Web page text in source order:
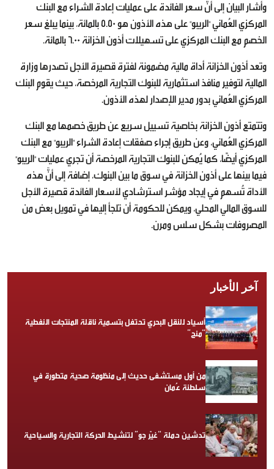
وأشار البيان إلى أنَّ سعر الفائدة على عمليات إعادة الشراء مع البنك
المركزي العُماني "الريبو" على هذه الأذون هو 5.50 بالمائة، بينما يبلغ سعر
الخصم مع البنك المركزي على تسهيلات أذون الخزانة 6.00 بالمائة.
وتعد أذون الخزانة أداة مالية مضمونة لفترة قصيرة الأجل تصدرها وزارة
المالية لتوفير منافذ استثمارية للبنوك التجارية المرخصة، حيث يقوم البنك
المركزي العُماني بدور مدير الإصدار لهذه الأذون.
وتتمتع أذون الخزانة بخاصية تسييل سريع عن طريق خصمها مع البنك
المركزي العُماني، وعن طريق إجراء صفقات إعادة الشراء "الريبو" مع البنك
المركزي أيضًا، كما يُمكن للبنوك التجارية المرخصة أن تجري عمليات "الريبو"
فيما بينها على أذون الخزانة في سوق ما بين البنوك، إضافة إلى أنَّ هذه
الأداة تُسهم في إيجاد مؤشر استرشادي لأسعار الفائدة قصيرة الأجل
للسوق المالي المحلي، ويمكن للحكومة أن تلجأ إليها في تمويل بعض من
المصروفات بشكل سلس ومرن.
آخر الأخبار
أسياد للنقل البحري تحتفل بتسمية ناقلة المنتجات النفطية
“منح”
من أول مستشفى حديث إلى منظومة صحية متطورة في
سلطنة عُمان
تدشين حملة “غيّر جو” لتنشيط الحركة التجارية والسياحية